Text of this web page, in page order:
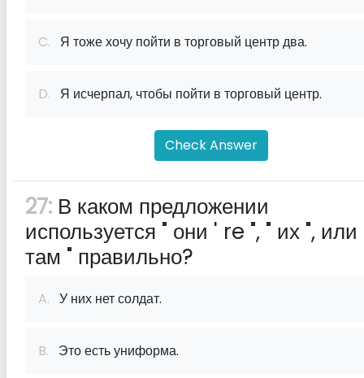
C. Я тоже хочу пойти в торговый центр два.
D. Я исчерпал, чтобы пойти в торговый центр.
Check Answer
27: В каком предложении
используется " они ' re ", " их ", или
там " правильно?
A. У них нет солдат.
B. Это есть униформа.